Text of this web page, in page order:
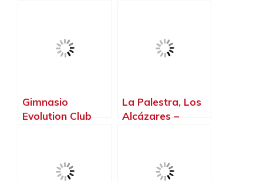
Gimnasio
Evolution Club
La Palestra, Los
Alcázares –